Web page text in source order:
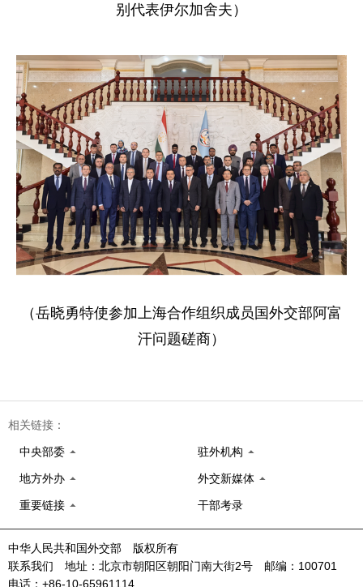
别代表伊尔加舍夫）
（岳晓勇特使参加上海合作组织成员国外交部阿富
汗问题磋商）
相关链接：
中央部委 驻外机构
地方外办 外交新媒体
重要链接 干部考录
中华人民共和国外交部 版权所有
联系我们 地址：北京市朝阳区朝阳门南大街2号 邮编：100701
电话：+86-10-65961114